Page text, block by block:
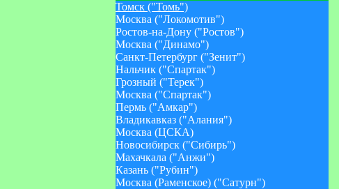
Томск ("Томь")
Москва ("Локомотив")
Ростов-на-Дону ("Ростов")
Москва ("Динамо")
Санкт-Петербург ("Зенит")
Нальчик ("Спартак")
Грозный ("Терек")
Москва ("Спартак")
Пермь ("Амкар")
Владикавказ ("Алания")
Москва (ЦСКА)
Новосибирск ("Сибирь")
Махачкала ("Анжи")
Казань ("Рубин")
Москва (Раменское) ("Сатурн")